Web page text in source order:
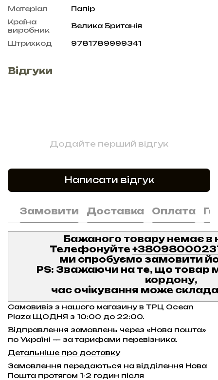
Матеріал
Папір
Країна
виробник
Велика Британія
Штрихкод 9781789999341
Відгуки
Додайте перший відгук
Написати відгук
Замовити Доставка Оплата
Бажаного товару немає в
Телефонуйте
ми спробуємо замовити
PS: Зважаючи на те, що товар
кордону,
час очікування може
Самовивіз з нашого магазину в ТРЦ Ocean
Plaza ЩОДНЯ з 10:00 до 22:00.
Відправлення замовлень через «Нова пошта»
по Україні — за тарифами перевізника.
Детальніше про доставку
Замовлення передаються на відділення Нова
Пошта протягом 1-2 годин після